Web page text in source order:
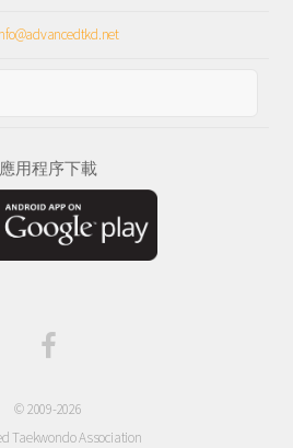
應用程序下載
© 2009-2026
Taekwondo Association